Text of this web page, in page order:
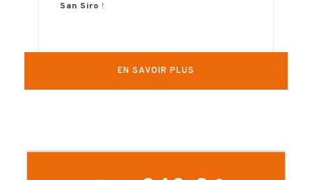
San Siro !
1 mois avant le départ.
Pour sécuriser votre séjour, nous vous
l’hôtel (modifiable sans frais) et la place
EN SAVOIR PLUS